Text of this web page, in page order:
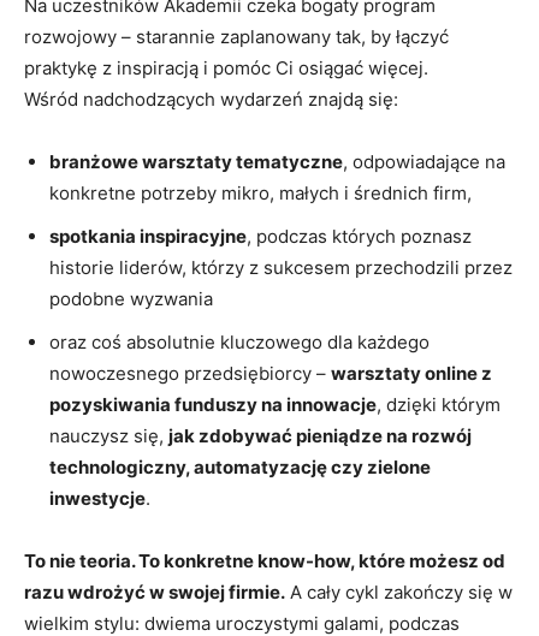
Na uczestników Akademii czeka bogaty program
rozwojowy – starannie zaplanowany tak, by łączyć
praktykę z inspiracją i pomóc Ci osiągać więcej.
Wśród nadchodzących wydarzeń znajdą się:
branżowe warsztaty tematyczne, odpowiadające na
konkretne potrzeby mikro, małych i średnich firm,
spotkania inspiracyjne, podczas których poznasz
historie liderów, którzy z sukcesem przechodzili przez
podobne wyzwania
oraz coś absolutnie kluczowego dla każdego
nowoczesnego przedsiębiorcy – warsztaty online z
pozyskiwania funduszy na innowacje, dzięki którym
nauczysz się, jak zdobywać pieniądze na rozwój
technologiczny, automatyzację czy zielone
inwestycje.
To nie teoria. To konkretne know-how, które możesz od
razu wdrożyć w swojej firmie. A cały cykl zakończy się w
wielkim stylu: dwiema uroczystymi galami, podczas